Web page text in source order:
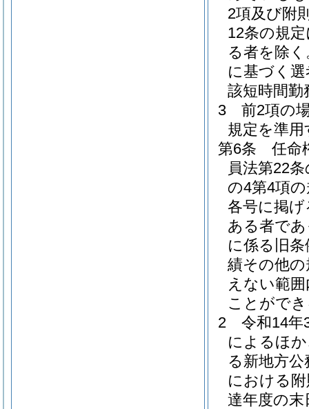
2項及び附
12条の規
る者を除く
に基づく
該短時間
3
前2項の
規定を準用
第6条
任命
員法第22
の4第4項
各号に掲
ある者で
に係る旧
績その他
えない範
ことがで
2
令和14年
によるほ
る新地方
における
達年度の